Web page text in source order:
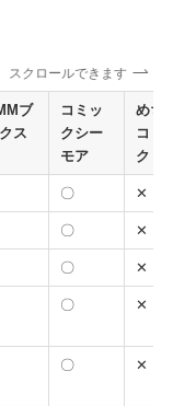
スクロールできます
ブ
ス
コミッ
クシー
モア
めち
コミ
ク
〇 ✕
〇 ✕
〇 ✕
〇 ✕
〇 ✕